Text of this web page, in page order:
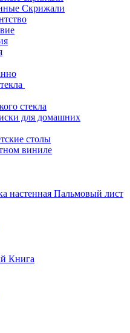
Скрижали
стекла
для домашних
столы
виниле
настенная Пальмовый лист
Книга